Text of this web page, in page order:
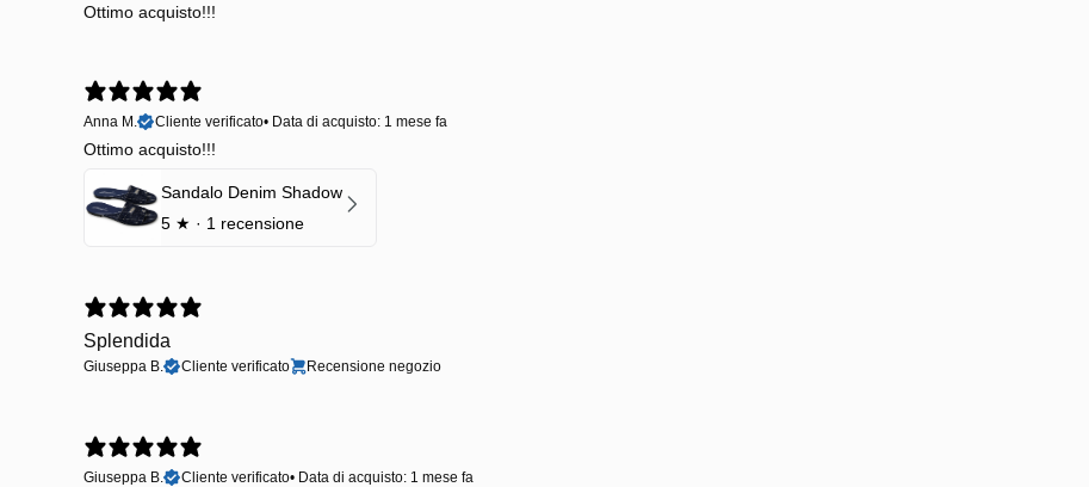
Ottimo acquisto!!!
Anna M.
Cliente verificato• Data di acquisto: 1 mese fa
Ottimo acquisto!!!
Sandalo Denim Shadow
5 ★ · 1 recensione
Splendida
Giuseppa B. Cliente verificato Recensione negozio
Giuseppa B.
Cliente verificato• Data di acquisto: 1 mese fa